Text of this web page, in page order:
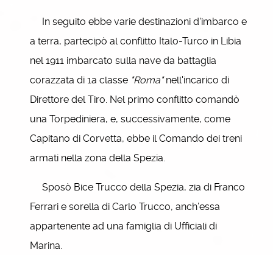
In seguito ebbe varie destinazioni d'imbarco e
a terra, partecipò al conflitto Italo-Turco in Libia
nel 1911 imbarcato sulla nave da battaglia
corazzata di 1a classe "Roma"nell'incarico di
Direttore del Tiro. Nel primo conflitto comandò
una Torpediniera, e, successivamente, come
Capitano di Corvetta, ebbe il Comando dei treni
armati nella zona della Spezia.
Sposò Bice Trucco della Spezia, zia di Franco
Ferrari e sorella di Carlo Trucco, anch’essa
appartenente ad una famiglia di Ufficiali di
Marina.